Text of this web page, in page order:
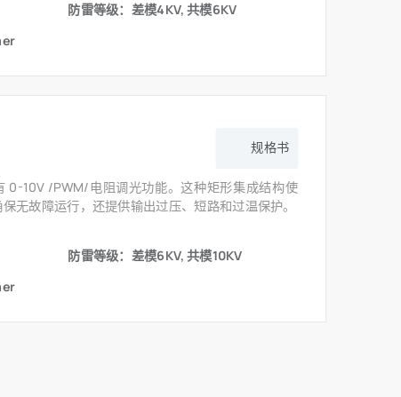
防雷等级：差模4KV, 共模6KV
规格书
0-10V /PWM/电阻调光功能。这种矩形集成结构使
无故障运行，还提供输出过压、短路和过温保护。
防雷等级：差模6KV, 共模10KV